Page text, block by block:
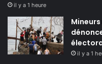
il y a 1 heure
il y a 1